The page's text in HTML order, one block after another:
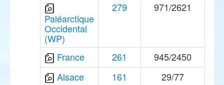
Paléarctique
Occidental
(WP)
279 971/2621
France 261
945/2450
Alsace
161 29/77